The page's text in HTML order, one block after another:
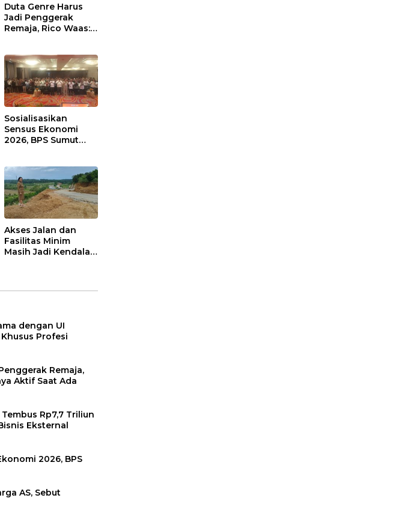
Duta Genre Harus
Jadi Penggerak
Remaja, Rico Waas:
Sosialisasikan
Sensus Ekonomi
2026, BPS Sumut
Akses Jalan dan
Fasilitas Minim
Masih Jadi Kendala
dengan UI
Profesi
Remaja,
Aktif Saat Ada
Rp7,7 Triliun
Eksternal
2026, BPS
AS, Sebut